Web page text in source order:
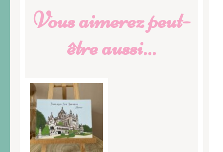
Vous aimerez peut-
être aussi…